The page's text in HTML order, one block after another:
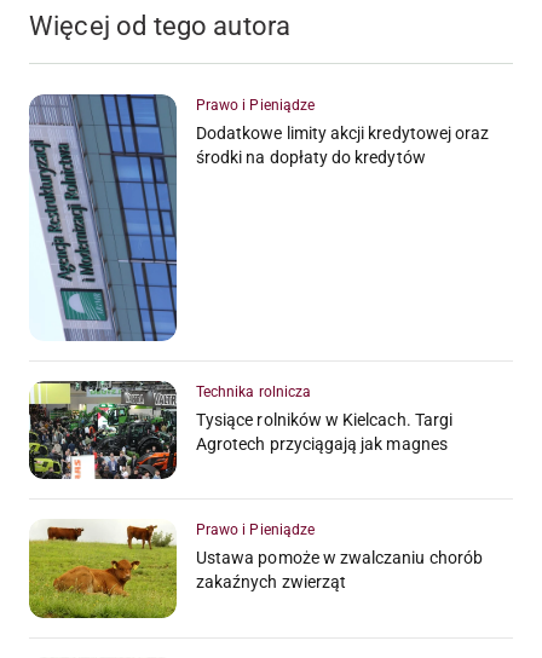
Więcej od tego autora
Prawo i Pieniądze
Dodatkowe limity akcji kredytowej oraz
środki na dopłaty do kredytów
Technika rolnicza
Tysiące rolników w Kielcach. Targi
Agrotech przyciągają jak magnes
Prawo i Pieniądze
Ustawa pomoże w zwalczaniu chorób
zakaźnych zwierząt